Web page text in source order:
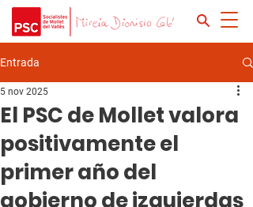
Entrada
El PSC de Mollet valora
positivamente el
primer año del
gobierno de izquierdas
5 nov 2025